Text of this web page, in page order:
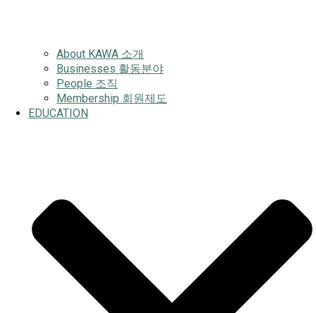
About KAWA 소개
Businesses 활동분야
People 조직
Membership 회원제도
EDUCATION